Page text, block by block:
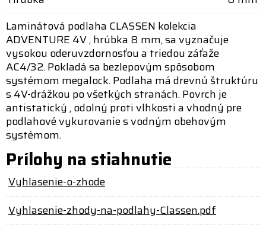
Laminátová podlaha CLASSEN kolekcia
ADVENTURE 4V , hrúbka 8 mm, sa vyznačuje
vysokou oderuvzdornosťou a triedou záťaže
AC4/32. Pokladá sa bezlepovým spôsobom
systémom megalock. Podlaha má drevnú štruktúru
s 4V-drážkou po všetkých stranách. Povrch je
antistatický , odolný proti vlhkosti a vhodný pre
podlahové vykurovanie s vodným obehovým
systémom.
Prílohy na stiahnutie
Vyhlasenie-o-zhode
Vyhlasenie-zhody-na-podlahy-Classen.pdf